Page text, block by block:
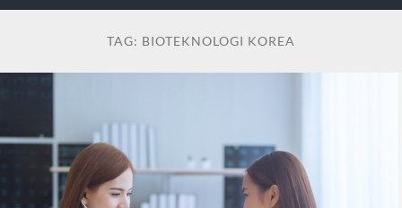
TAG: BIOTEKNOLOGI KOREA